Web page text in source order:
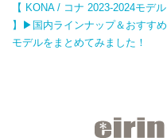
【 KONA / コナ 2023-2024モデル
】▶国内ラインナップ＆おすすめ
モデルをまとめてみました！